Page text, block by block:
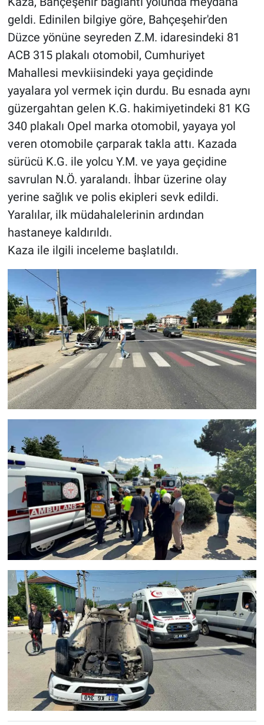
geldi. Edinilen bilgiye göre, Bahçeşehir'den
Düzce yönüne seyreden Z.M. idaresindeki 81
ACB 315 plakalı otomobil, Cumhuriyet
Mahallesi mevkiisindeki yaya geçidinde
yayalara yol vermek için durdu. Bu esnada aynı
güzergahtan gelen K.G. hakimiyetindeki 81 KG
340 plakalı Opel marka otomobil, yayaya yol
veren otomobile çarparak takla attı. Kazada
sürücü K.G. ile yolcu Y.M. ve yaya geçidine
savrulan N.Ö. yaralandı. İhbar üzerine olay
yerine sağlık ve polis ekipleri sevk edildi.
Yaralılar, ilk müdahalelerinin ardından
hastaneye kaldırıldı.
Kaza ile ilgili inceleme başlatıldı.